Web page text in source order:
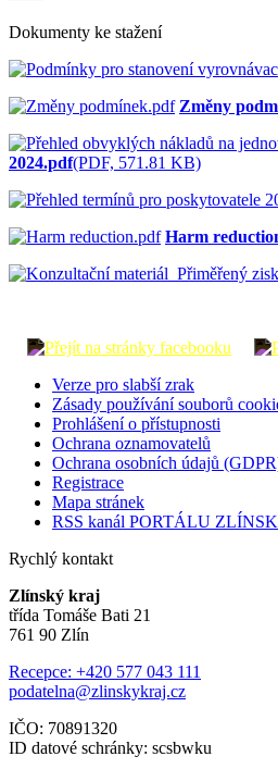
Dokumenty ke stažení
Změny
2024.pdf(PDF, 571.81 KB)
Harm
Verze pro slabší zrak
Zásady používání souborů
Prohlášení o přístupnosti
Ochrana oznamovatelů
Ochrana osobních údajů
Registrace
Mapa stránek
RSS kanál PORTÁLU
Rychlý kontakt
Zlínský kraj
třída Tomáše Bati 21
761 90 Zlín
Recepce: +420 577 043 111
podatelna@zlinskykraj.cz
IČO: 70891320
ID datové schránky: scsbwku